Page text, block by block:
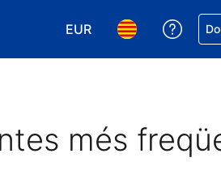
EUR
Tria la moneda. La
Tria l'idioma.
Rep
més